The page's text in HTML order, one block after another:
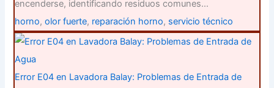
encenderse, identificando residuos comunes…
horno,olor fuerte, reparación horno, servicio técnico
Error E04 en Lavadora Balay: Problemas de Entrada de